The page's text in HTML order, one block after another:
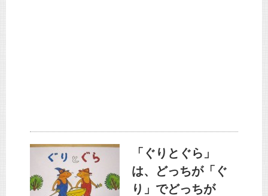
「ぐりとぐら」
は、どっちが「ぐ
り」でどっちが